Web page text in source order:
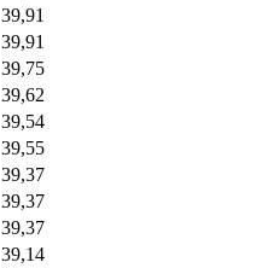
39,91
39,91
39,75
39,62
39,54
39,55
39,37
39,37
39,37
39,14